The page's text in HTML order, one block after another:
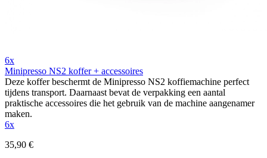
6x
Minipresso NS2 koffer + accessoires
Deze koffer beschermt de Minipresso NS2 koffiemachine perfect
tijdens transport. Daarnaast bevat de verpakking een aantal
praktische accessoires die het gebruik van de machine aangenamer
maken.
6x
35,90 €